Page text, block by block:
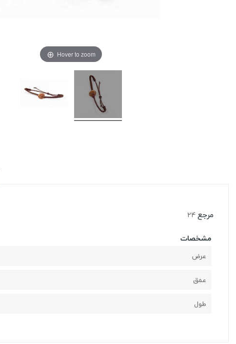
Hover to zoom
مرجع24
مشخصات
عرض
عمق
طول